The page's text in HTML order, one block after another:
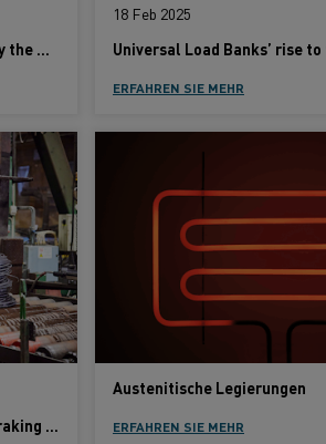
From breakthroughs to impact: Why the world needs Kanthal more than ever
18 Feb 2025
ERFAHREN SIE MEHR
Electric resistance materials for braking resistors explained
Austenitische Legierungen
ERFAHREN SIE MEHR